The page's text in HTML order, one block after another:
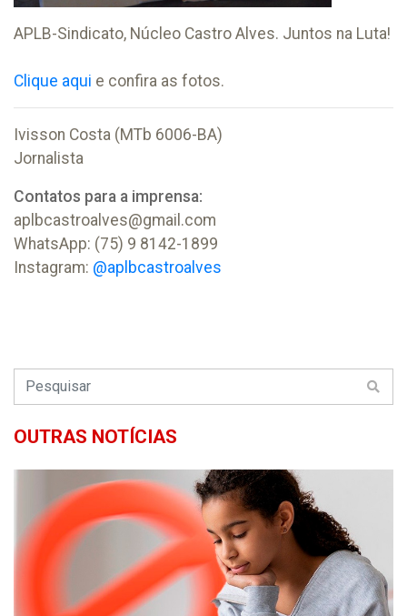
APLB-Sindicato, Núcleo Castro Alves. Juntos na Luta!
Clique aqui e confira as fotos.
Ivisson Costa (MTb 6006-BA)
Jornalista
Contatos para a imprensa:
aplbcastroalves@gmail.com
WhatsApp: (75) 9 8142-1899
Instagram: @aplbcastroalves
OUTRAS NOTÍCIAS